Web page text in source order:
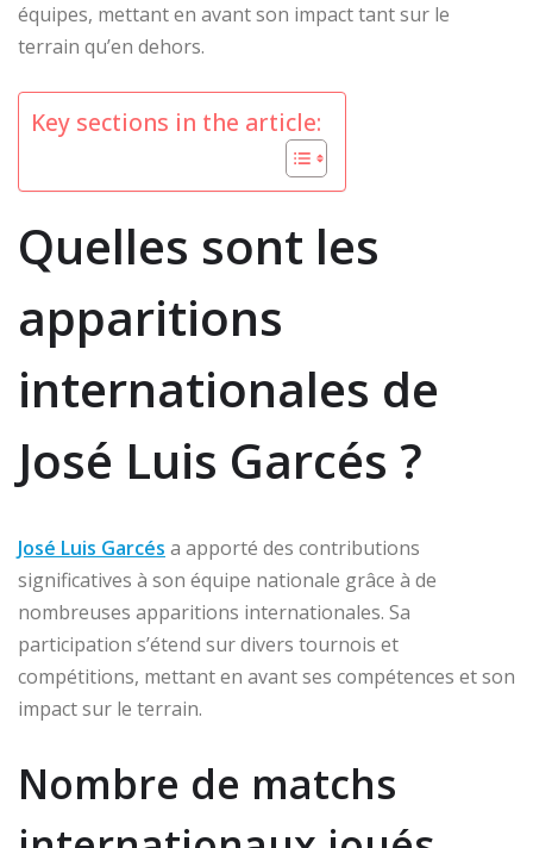
équipes, mettant en avant son impact tant sur le
terrain qu’en dehors.
Key sections in the article:
Quelles sont les
apparitions
internationales de
José Luis Garcés ?
José Luis Garcés a apporté des contributions
significatives à son équipe nationale grâce à de
nombreuses apparitions internationales. Sa
participation s’étend sur divers tournois et
compétitions, mettant en avant ses compétences et son
impact sur le terrain.
Nombre de matchs